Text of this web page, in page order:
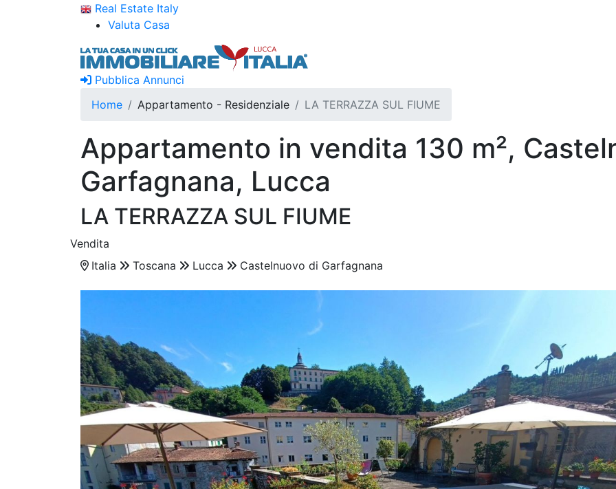
Real Estate Italy
Valuta Casa
Pubblica Annunci
Home
Appartamento - Residenziale LA TERRAZZA SUL FIUME
Appartamento in vendita 130 m²,
Garfagnana, Lucca
LA TERRAZZA SUL FIUME
Vendita
Italia
Toscana Lucca Castelnuovo di Garfagnana